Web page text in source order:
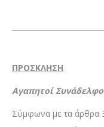
ΠΡΟΣΚΛΗΣΗ
Αγαπητοί
Σύμφωνα με τα άρθρα